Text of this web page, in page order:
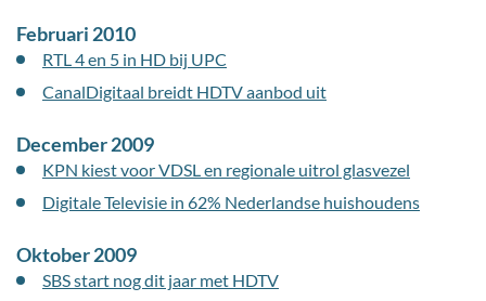
Februari 2010
RTL 4 en 5 in HD bij UPC
CanalDigitaal breidt HDTV aanbod uit
December 2009
KPN kiest voor VDSL en regionale uitrol glasvezel
Digitale Televisie in 62% Nederlandse huishoudens
Oktober 2009
SBS start nog dit jaar met HDTV